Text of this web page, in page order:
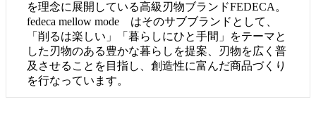
を理念に展開している高級刃物ブランドFEDECA。
fedeca mellow mode はそのサブブランドとして、
「削るは楽しい」「暮らしにひと手間」をテーマと
した刃物のある豊かな暮らしを提案、刃物を広く普
及させることを目指し、創造性に富んだ商品づくり
を行なっています。